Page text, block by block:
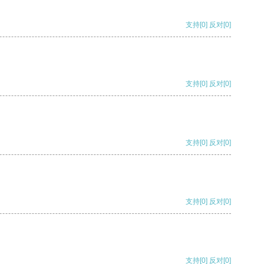
支持[0] 反对[0]
支持[0] 反对[0]
支持[0] 反对[0]
支持[0] 反对[0]
支持[0] 反对[0]